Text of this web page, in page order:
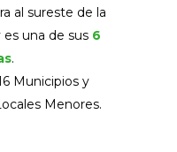
al sureste de la
una de sus 6
.
Municipios y
Menores.